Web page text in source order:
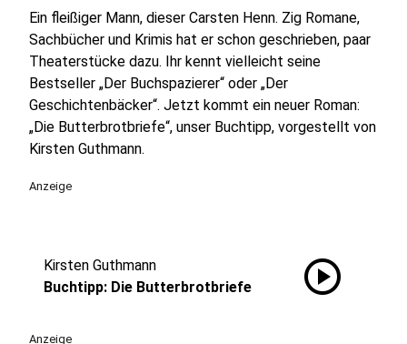
Ein fleißiger Mann, dieser Carsten Henn. Zig Romane,
Sachbücher und Krimis hat er schon geschrieben, paar
Theaterstücke dazu. Ihr kennt vielleicht seine
Bestseller „Der Buchspazierer“ oder „Der
Geschichtenbäcker“. Jetzt kommt ein neuer Roman:
„Die Butterbrotbriefe“, unser Buchtipp, vorgestellt von
Kirsten Guthmann.
Anzeige
Kirsten Guthmann
Buchtipp: Die Butterbrotbriefe
play_circle
Anzeige